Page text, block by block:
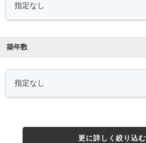
築年数
更に詳しく絞り込む